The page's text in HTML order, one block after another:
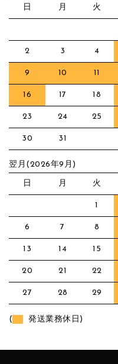
日 月 火
2 3 4
9 10 11
16 17 18
23 24 25
30 31
翌月(2026年9月)
日 月 火
1
6 7 8
13 14 15
20 21 22
27 28 29
( 発送業務休日)